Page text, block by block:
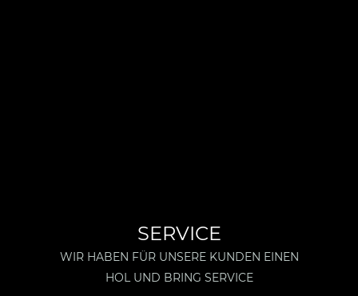
SERVICE
WIR HABEN FÜR UNSERE KUNDEN EINEN
HOL UND BRING SERVICE